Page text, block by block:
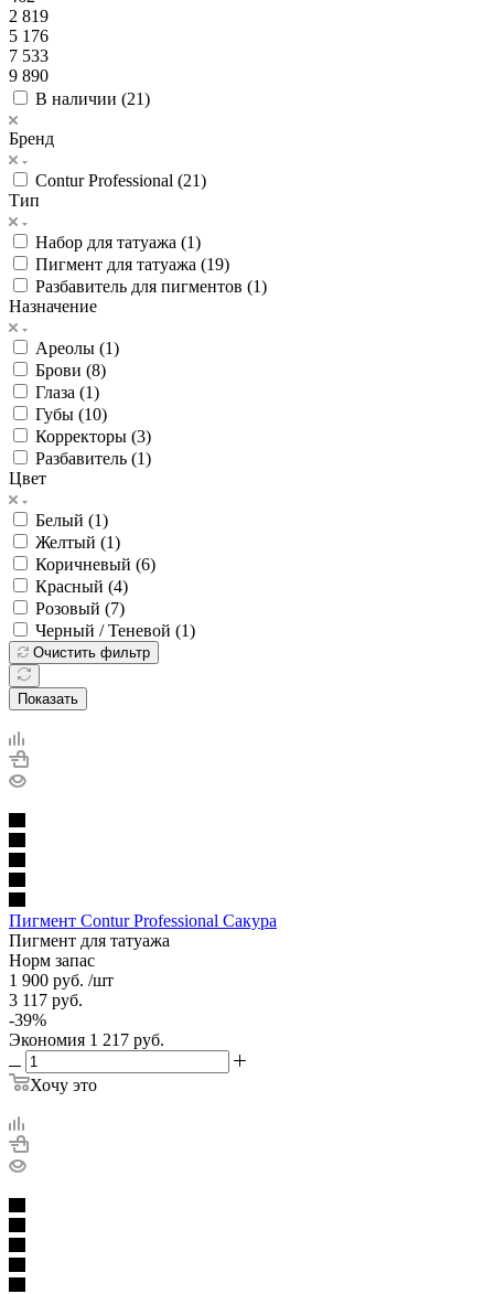
2 819
5 176
7 533
9 890
В наличии (21)
Бренд
Contur Professional (21)
Тип
Набор для татуажа (1)
Пигмент для татуажа (19)
Разбавитель для пигментов (1)
Назначение
Ареолы (1)
Брови (8)
Глаза (1)
Губы (10)
Корректоры (3)
Разбавитель (1)
Цвет
Белый (1)
Желтый (1)
Коричневый (6)
Красный (4)
Розовый (7)
Черный / Теневой (1)
Очистить фильтр
Показать
Пигмент Contur Professional Сакура
Пигмент для татуажа
Норм запас
1 900 руб. /шт
3 117 руб.
-39%
Экономия 1 217 руб.
Хочу это